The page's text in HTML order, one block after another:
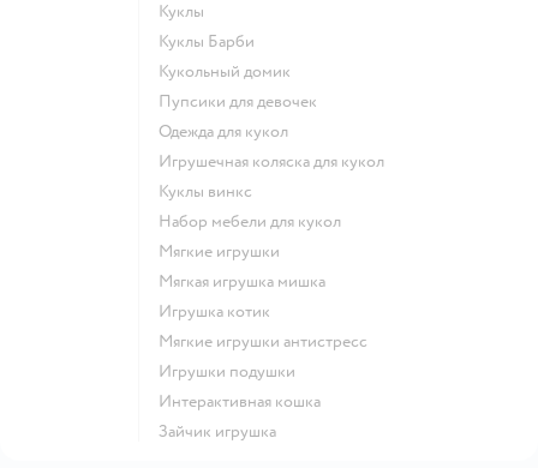
Куклы
Куклы Барби
Кукольный домик
Пупсики для девочек
Одежда для кукол
Игрушечная коляска для кукол
Куклы винкс
Набор мебели для кукол
Мягкие игрушки
Мягкая игрушка мишка
Игрушка котик
Мягкие игрушки антистресс
Игрушки подушки
Интерактивная кошка
Зайчик игрушка